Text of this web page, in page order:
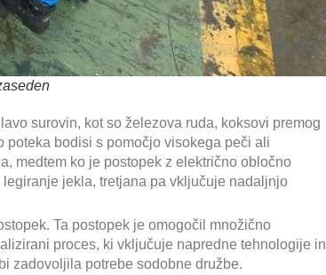
surovin, kot so železova ruda, koksovi premog
bodisi s pomočjo visokega peči ali
medtem ko je postopek z električno obločno
jekla, tretjana pa vključuje nadaljnjo
Ta postopek je omogočil množično
proces, ki vključuje napredne tehnologije in
zadovoljila potrebe sodobne družbe.